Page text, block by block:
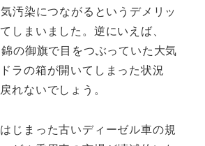
汚染につながるというデメリッ
しまいました。逆にいえば、
の御旗で目をつぶっていた大気
ラの箱が開いてしまった状況
れないでしょう。
じまった古いディーゼル車の規